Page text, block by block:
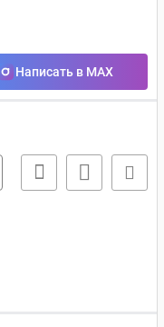
Написать в MAX